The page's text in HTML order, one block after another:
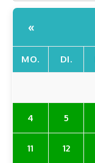
«
MO. DI.
4 5
11 12